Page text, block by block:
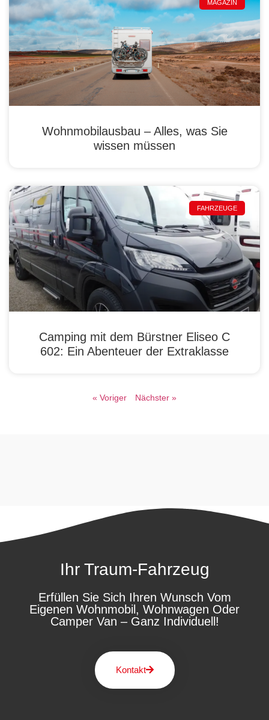
MAGAZIN
Wohnmobilausbau – Alles, was Sie
wissen müssen
FAHRZEUGE
Camping mit dem Bürstner Eliseo C
602: Ein Abenteuer der Extraklasse
« Voriger Nächster »
Ihr Traum-Fahrzeug
Erfüllen Sie Sich Ihren Wunsch Vom
Eigenen Wohnmobil, Wohnwagen Oder
Camper Van – Ganz Individuell!
Kontakt